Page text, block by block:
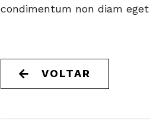
condimentum non diam
VOLTAR